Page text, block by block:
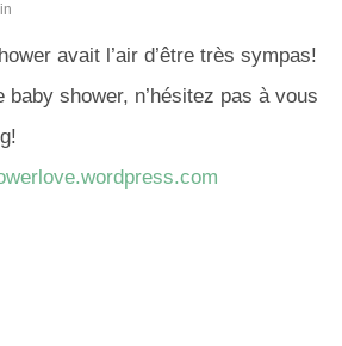
avait l’air d’être très sympas!
baby shower, n’hésitez pas à vous